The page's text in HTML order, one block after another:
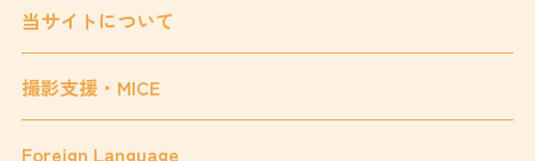
当サイトについて
撮影支援・MICE
Foreign Language